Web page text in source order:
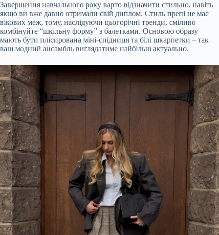
Завершення навчального року варто відзначити стильно, навіть
якщо ви вже давно отримали свій диплом. Стиль препі не має
вікових меж, тому, наслідуючи цьогорічні тренди, сміливо
комбінуйте “шкільну форму” з балетками. Основою образу
мають бути плісирована міні-спідниця та білі шкарпетки – так
ваш модний ансамбль виглядатиме найбільш актуально.